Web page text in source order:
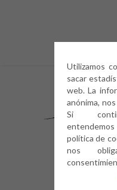
Utilizamos
sacar
web. La
anónima,
Si
política de
nos